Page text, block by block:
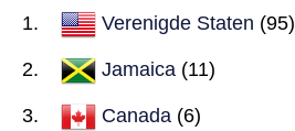
Verenigde Staten (95)
Jamaica (11)
Canada (6)